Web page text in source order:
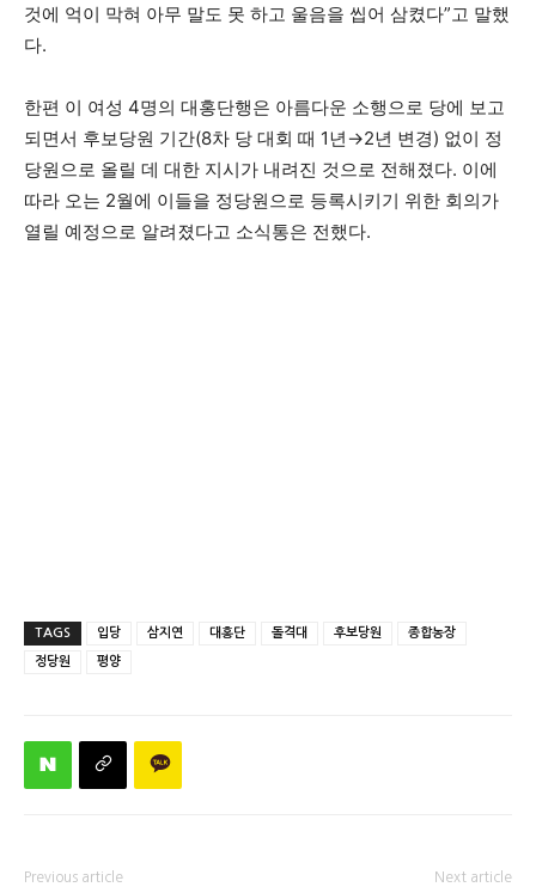
것에 억이 막혀 아무 말도 못 하고 울음을 씹어 삼켰다”고 말했
다.
한편 이 여성 4명의 대홍단행은 아름다운 소행으로 당에 보고
되면서 후보당원 기간(8차 당 대회 때 1년→2년 변경) 없이 정
당원으로 올릴 데 대한 지시가 내려진 것으로 전해졌다. 이에
따라 오는 2월에 이들을 정당원으로 등록시키기 위한 회의가
열릴 예정으로 알려졌다고 소식통은 전했다.
TAGS 입당 삼지연 대홍단 돌격대 후보당원 종합농장
정당원 평양
Previous article Next article